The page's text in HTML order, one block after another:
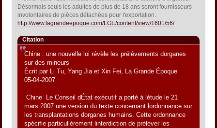
Désormais seuls les adultes de plus de 18 ans seront fournisseurs
involontaires de pièces détachées pour l'exportation.
http://www.lagrandeepoque.com/LGE/content/view/1601/56/
Citation
Chine : une nouvelle loi révèle les prélèvements dorganes
sur des mineurs
Écrit par Li Tu, Yang Jia et Xin Fei, La Grande Époque
05-04-2007
Chine  Le Conseil dÉtat exécutif a porté à létude le 21
mars 2007 une version du texte concernant lordonnance sur
les transplantations dorganes humains. Cette ordonnance
spécifie particulièrement linterdiction de prélever les